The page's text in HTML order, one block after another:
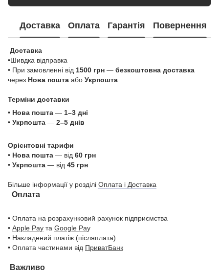
Доставка Оплата Гарантія Повернення
Доставка
•Шивдка відправка
• При замовленні від 1500 грн — безкоштовна доставка
через Нова пошта або Укрпошта
Терміни доставки
• Нова пошта — 1–3 дні
• Укрпошта — 2–5 днів
Орієнтовні тарифи
• Нова пошта — від 60 грн
• Укрпошта — від 45 грн
Більше інформації у розділі Оплата і Доставка
Оплата
• Оплата на розрахунковий рахунок підприємства
• Apple Pay та Google Pay
• Накладений платіж (післяплата)
• Оплата частинами від ПриватБанк
Важливо